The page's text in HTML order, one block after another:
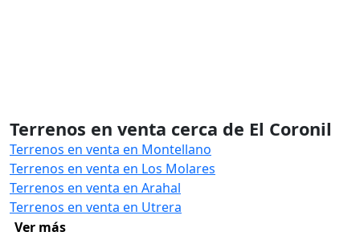
Terrenos en venta cerca de El Coronil
Terrenos en venta en Montellano
Terrenos en venta en Los Molares
Terrenos en venta en Arahal
Terrenos en venta en Utrera
Ver más